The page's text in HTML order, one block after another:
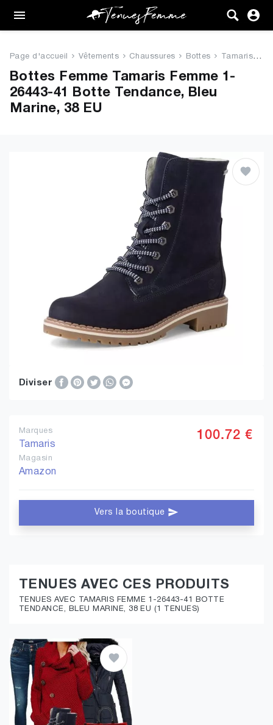
Femme
Vêtements
Chaussures
Page d'accueil Vêtements Chaussures Bottes Tamaris Femme 1-26443-41 Botte...
Bottes Femme Tamaris Femme 1-
26443-41 Botte Tendance, Bleu
Marine, 38 EU
Diviser
Marques
Tamaris
Magasin
Amazon
100.72 €
Vers la boutique
TENUES AVEC CES PRODUITS
TENUES AVEC TAMARIS FEMME 1-26443-41 BOTTE
TENDANCE, BLEU MARINE, 38 EU (1 TENUES)